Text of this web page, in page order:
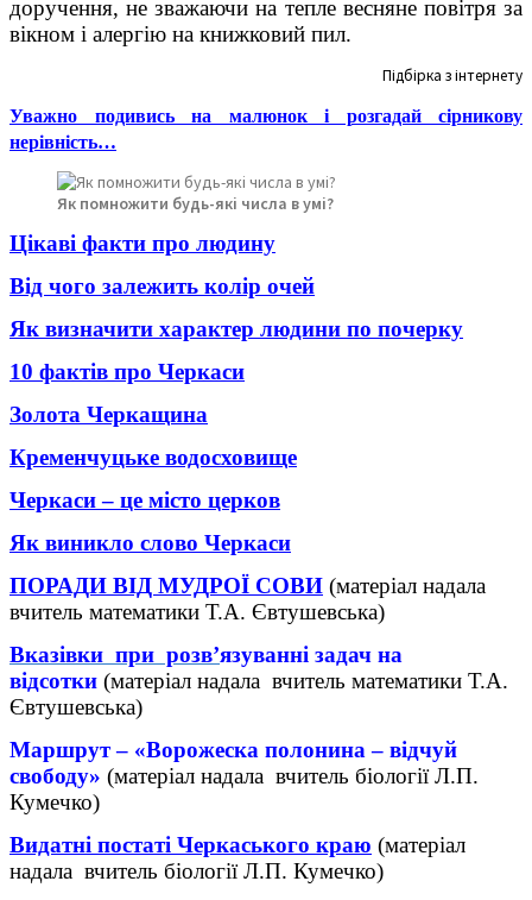
доручення, не зважаючи на тепле весняне повітря за
вікном і алергію на книжковий пил.
Підбірка з інтернету
Уважно подивись на малюнок і розгадай сірникову
нерівність…
Як помножити будь-які числа в умі?
Цікаві факти про людину
Від чого залежить колір очей
Як визначити характер людини по почерку
10 фактів про Черкаси
Золота Черкащина
Кременчуцьке водосховище
Черкаси – це місто церков
Як виникло слово Черкаси
ПОРАДИ ВІД МУДРОЇ СОВИ (матеріал надала
вчитель математики Т.А. Євтушевська)
Вказівки при розв’язуванні задач на
відсотки (матеріал надала вчитель математики Т.А.
Євтушевська)
Маршрут – «Ворожеска полонина – відчуй
свободу» (матеріал надала вчитель біології Л.П.
Кумечко)
Видатні постаті Черкаського краю (матеріал
надала вчитель біології Л.П. Кумечко)